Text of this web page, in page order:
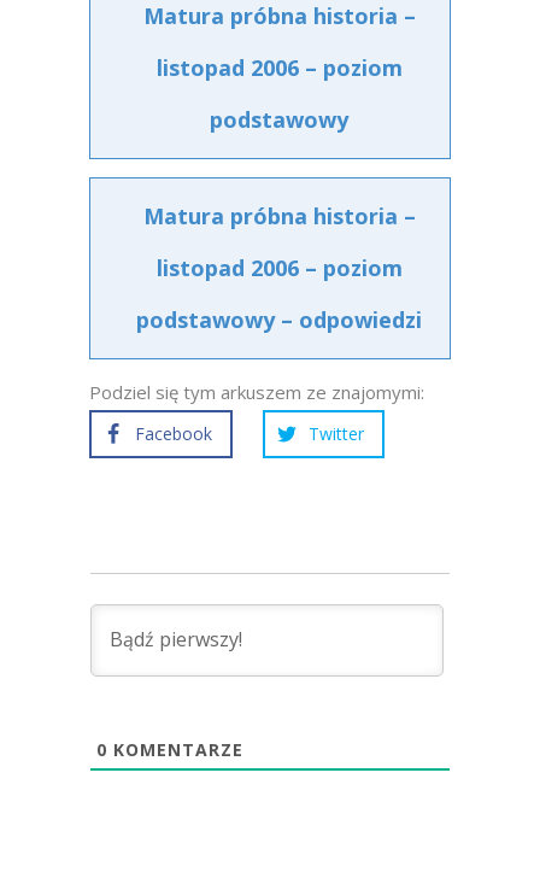
Matura próbna historia –
listopad 2006 – poziom
podstawowy
Matura próbna historia –
listopad 2006 – poziom
podstawowy – odpowiedzi
Podziel się tym arkuszem ze znajomymi:
Facebook Twitter
0 KOMENTARZE